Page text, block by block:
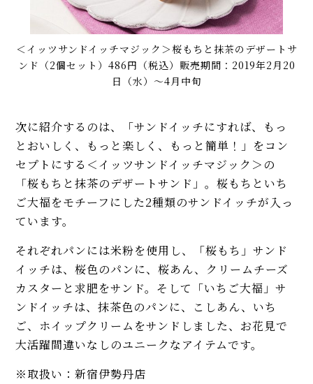
＜イッツサンドイッチマジック＞桜もちと抹茶のデザートサ
ンド（2個セット）486円（税込）販売期間：2019年2月20
日（水）〜4月中旬
次に紹介するのは、「サンドイッチにすれば、もっ
とおいしく、もっと楽しく、もっと簡単！」をコン
セプトにする＜イッツサンドイッチマジック＞の
「桜もちと抹茶のデザートサンド」。桜もちといち
ご大福をモチーフにした2種類のサンドイッチが入っ
ています。
それぞれパンには米粉を使用し、「桜もち」サンド
イッチは、桜色のパンに、桜あん、クリームチーズ
カスターと求肥をサンド。そして「いちご大福」サ
ンドイッチは、抹茶色のパンに、こしあん、いち
ご、ホイップクリームをサンドしました、お花見で
大活躍間違いなしのユニークなアイテムです。
※取扱い：新宿伊勢丹店